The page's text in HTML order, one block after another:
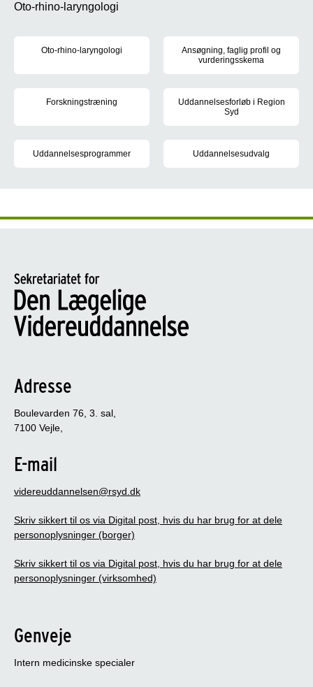
Oto-rhino-laryngologi
Oto-rhino-laryngologi
Som øre-næse-halslæge arbejder du med forebyggelse,
Ansøgning, faglig profil og
vurderingsskema
Forskningstræning
Du skal gennemføre forskningstræning i dit
Uddannelsesforløb i Region
Syd
Uddannelsesprogrammer Uddannelsesudvalg
Adresse
Boulevarden 76, 3. sal,
7100 Vejle,
E-mail
videreuddannelsen@rsyd.dk
Skriv sikkert til os via Digital post, hvis du har brug for at dele
personoplysninger (borger)
Skriv sikkert til os via Digital post, hvis du har brug for at dele
personoplysninger (virksomhed)
Genveje
Intern medicinske specialer